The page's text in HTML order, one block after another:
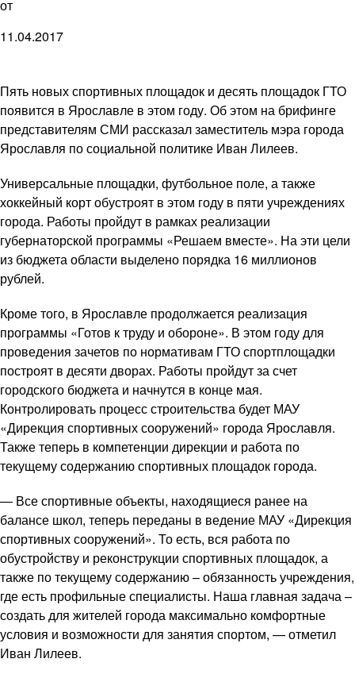
от
11.04.2017
​Пять новых спортивных площадок и десять площадок ГТО
появится в Ярославле в этом году. Об этом на брифинге
представителям СМИ рассказал заместитель мэра города
Ярославля по социальной политике Иван Лилеев.
Универсальные площадки, футбольное поле, а также
хоккейный корт обустроят в этом году в пяти учреждениях
города. Работы пройдут в рамках реализации
губернаторской программы «Решаем вместе». На эти цели
из бюджета области выделено порядка 16 миллионов
рублей.
Кроме того, в Ярославле продолжается реализация
программы «Готов к труду и обороне». В этом году для
проведения зачетов по нормативам ГТО спортплощадки
построят в десяти дворах. Работы пройдут за счет
городского бюджета и начнутся в конце мая.
Контролировать процесс строительства будет МАУ
«Дирекция спортивных сооружений» города Ярославля.
Также теперь в компетенции дирекции и работа по
текущему содержанию спортивных площадок города.
— Все спортивные объекты, находящиеся ранее на
балансе школ, теперь переданы в ведение МАУ «Дирекция
спортивных сооружений». То есть, вся работа по
обустройству и реконструкции спортивных площадок, а
также по текущему содержанию – обязанность учреждения,
где есть профильные специалисты. Наша главная задача –
создать для жителей города максимально комфортные
условия и возможности для занятия спортом, — отметил
Иван Лилеев.